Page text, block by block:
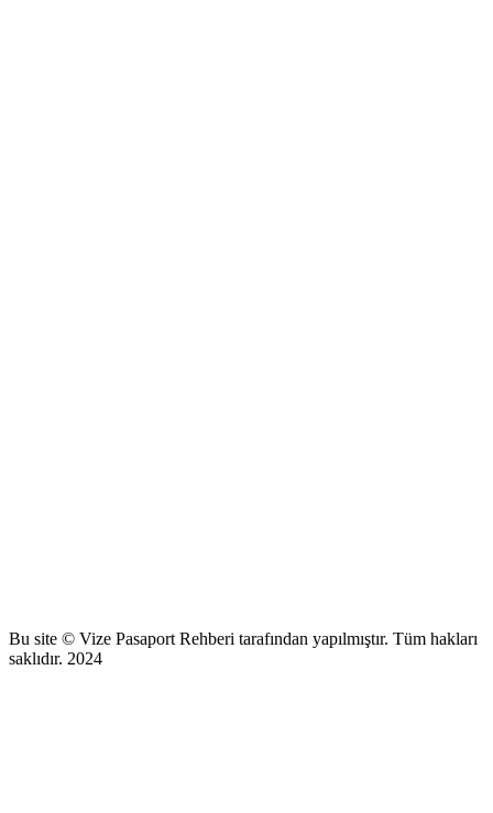
Bu site © Vize Pasaport Rehberi tarafından yapılmıştır. Tüm hakları
saklıdır. 2024